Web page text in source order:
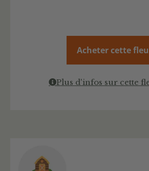
Acheter cette
Plus d'infos sur cette